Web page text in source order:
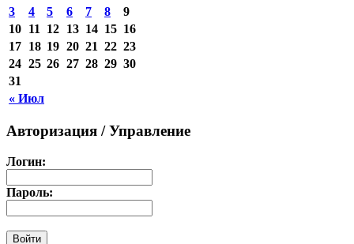
« Июл
3
4 5 6 7 8
9
10 11 12 13 14 15 16
17 18 19 20 21 22 23
24 25 26 27 28 29 30
31
Авторизация / Управление
Логин:
Пароль: